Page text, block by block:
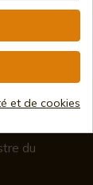
du
et de cookies